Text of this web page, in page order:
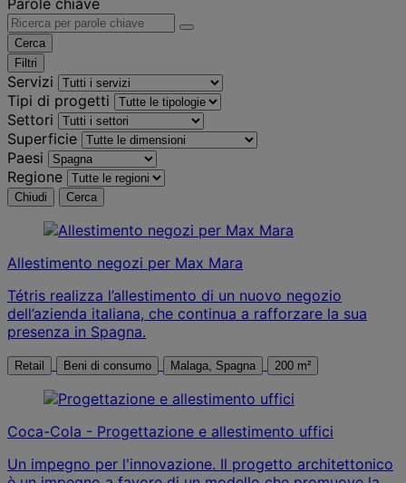
Cerca
Filtri
Servizi
Tipi di progetti
Settori
Superficie
Paesi
Regione
Chiudi Cerca
Allestimento negozi per Max Mara
Tétris realizza l’allestimento di un nuovo negozio
dell’azienda italiana, che continua a rafforzare la sua
presenza in Spagna.
Retail Beni di consumo Malaga, Spagna 200 m²
Coca-Cola - Progettazione e allestimento uffici
Un impegno per l'innovazione. Il progetto architettonico